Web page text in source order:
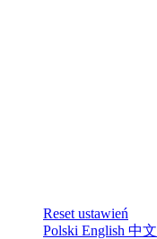
Reset ustawień
Polski English 中文